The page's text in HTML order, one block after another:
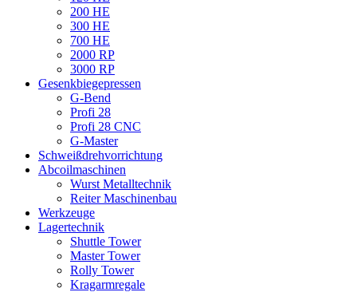
200 HE
300 HE
700 HE
2000 RP
3000 RP
Gesenkbiegepressen
G-Bend
Profi 28
Profi 28 CNC
G-Master
Schweißdrehvorrichtung
Abcoilmaschinen
Wurst Metalltechnik
Reiter Maschinenbau
Werkzeuge
Lagertechnik
Shuttle Tower
Master Tower
Rolly Tower
Kragarmregale